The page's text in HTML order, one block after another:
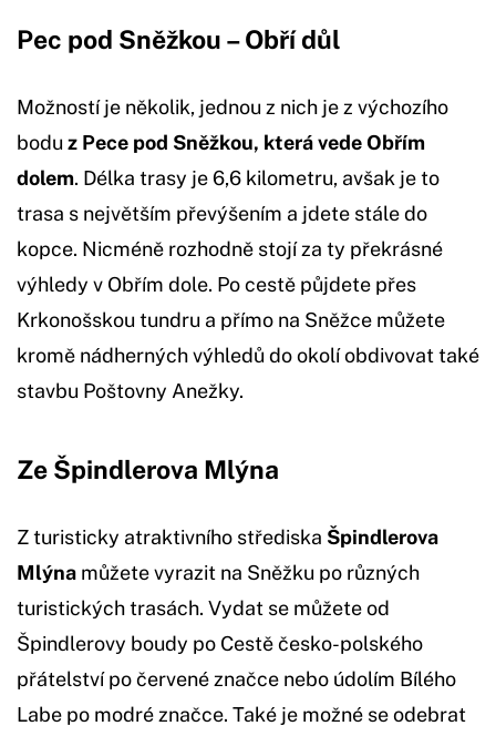
Pec pod Sněžkou – Obří důl
Možností je několik, jednou z nich je z výchozího
bodu z Pece pod Sněžkou, která vede Obřím
dolem. Délka trasy je 6,6 kilometru, avšak je to
trasa s největším převýšením a jdete stále do
kopce. Nicméně rozhodně stojí za ty překrásné
výhledy v Obřím dole. Po cestě půjdete přes
Krkonošskou tundru a přímo na Sněžce můžete
kromě nádherných výhledů do okolí obdivovat také
stavbu Poštovny Anežky.
Ze Špindlerova Mlýna
Z turisticky atraktivního střediska Špindlerova
Mlýna můžete vyrazit na Sněžku po různých
turistických trasách. Vydat se můžete od
Špindlerovy boudy po Cestě česko-polského
přátelství po červené značce nebo údolím Bílého
Labe po modré značce. Také je možné se odebrat